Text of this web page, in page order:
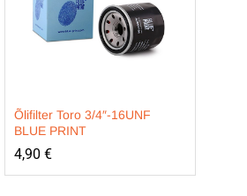
Õlifilter Toro 3/4″-16UNF
BLUE PRINT
4,90 €